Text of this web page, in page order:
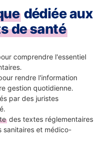
dédiée aux
de santé
comprendre l'essentiel
rendre l'information
gestion quotidienne.
par des juristes
des textes réglementaires
sanitaires et médico-